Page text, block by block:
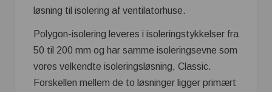
løsning til isolering af ventilatorhuse.
Polygon-isolering leveres i isoleringstykkelser fra
50 til 200 mm og har samme isoleringsevne som
vores velkendte isoleringsløsning, Classic.
Forskellen mellem de to løsninger ligger primært